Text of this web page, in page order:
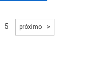
5 próximo